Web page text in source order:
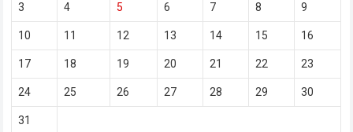
3 4 5 6 7 8 9
10 11 12 13 14 15 16
17 18 19 20 21 22 23
24 25 26 27 28 29 30
31